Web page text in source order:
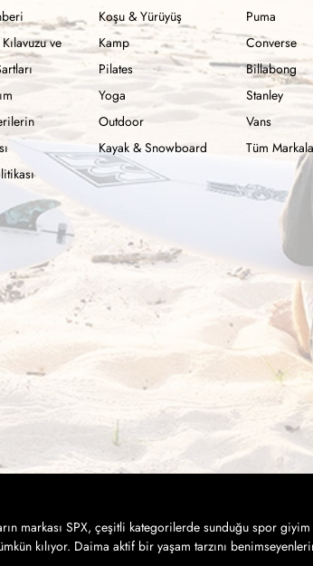
ve
Koşu & Yürüyüş
Kamp
Pilates
Yoga
Outdoor
Kayak & Snowboard
Puma
Converse
Billabong
Stanley
Vans
Tüm
markası SPX, çeşitli kategorilerde sunduğu spor
kılıyor. Daima aktif bir yaşam tarzını